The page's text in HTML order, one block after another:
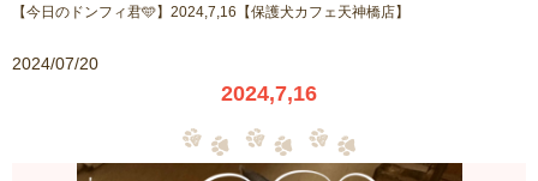
【今日のドンフィ君🩵】2024,7,16【保護犬カフェ天神橋店】
2024/07/20
2024,7,16